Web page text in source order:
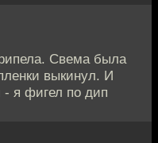
Свема была
выкинул. И
я фигел по дип